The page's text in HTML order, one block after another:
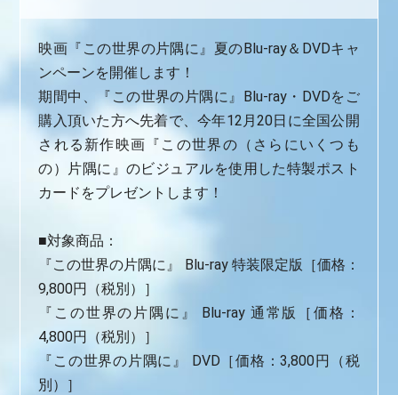
映画『この世界の片隅に』夏のBlu-ray＆DVDキャ
ンペーンを開催します！
期間中、『この世界の片隅に』Blu-ray・DVDをご
購入頂いた方へ先着で、今年12月20日に全国公開
される新作映画『この世界の（さらにいくつも
の）片隅に』のビジュアルを使用した特製ポスト
カードをプレゼントします！
■対象商品：
『この世界の片隅に』 Blu-ray 特装限定版［価格：
9,800円（税別）］
『この世界の片隅に』 Blu-ray 通常版［価格：
4,800円（税別）］
『この世界の片隅に』 DVD［価格：3,800円（税
別）］